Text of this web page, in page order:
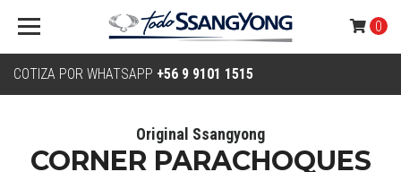
COTIZA POR WHATSAPP +56 9 9101 1515
0
Original Ssangyong
CORNER PARACHOQUES